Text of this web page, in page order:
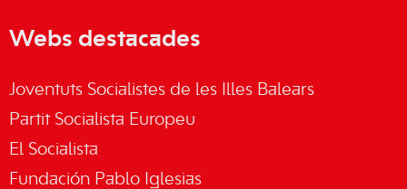
Webs destacades
Joventuts Socialistes de les Illes Balears
Partit Socialista Europeu
El Socialista
Fundación Pablo Iglesias